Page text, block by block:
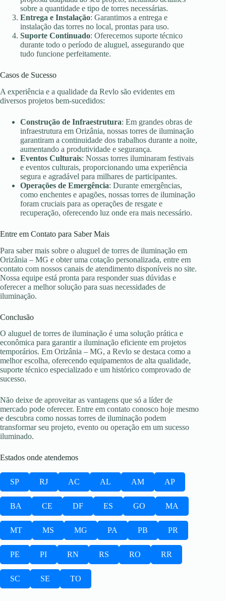
sobre a quantidade e tipo de torres necessárias.
Entrega e Instalação: Garantimos a entrega e
instalação das torres no local, prontas para uso.
Suporte Continuado: Oferecemos suporte técnico
durante todo o período de aluguel, assegurando que
tudo funcione perfeitamente.
Casos de Sucesso
A experiência e a qualidade da Revlo são evidentes em
diversos projetos bem-sucedidos:
Construção de Infraestrutura: Em grandes obras de
infraestrutura em Orizânia, nossas torres de iluminação
garantiram a continuidade dos trabalhos durante a noite,
aumentando a produtividade e segurança.
Eventos Culturais: Nossas torres iluminaram festivais
e eventos culturais, proporcionando uma experiência
segura e agradável para milhares de participantes.
Operações de Emergência: Durante emergências,
como enchentes e apagões, nossas torres de iluminação
foram cruciais para as operações de resgate e
recuperação, oferecendo luz onde era mais necessário.
Entre em Contato para Saber Mais
Para saber mais sobre o aluguel de torres de iluminação em
Orizânia – MG e obter uma cotação personalizada, entre em
contato com nossos canais de atendimento disponíveis no site.
Nossa equipe está pronta para responder suas dúvidas e
oferecer a melhor solução para suas necessidades de
iluminação.
Conclusão
O aluguel de torres de iluminação é uma solução prática e
econômica para garantir a iluminação eficiente em projetos
temporários. Em Orizânia – MG, a Revlo se destaca como a
melhor escolha, oferecendo equipamentos de alta qualidade,
suporte técnico especializado e um histórico comprovado de
sucesso.
Não deixe de aproveitar as vantagens que só a líder de
mercado pode oferecer. Entre em contato conosco hoje mesmo
e descubra como nossas torres de iluminação podem
transformar seu projeto, evento ou operação em um sucesso
iluminado.
Estados onde atendemos
SP RJ AC AL AM AP
BA CE DF ES GO MA
MT MS MG PA PB PR
PE PI RN RS RO RR
SC SE TO